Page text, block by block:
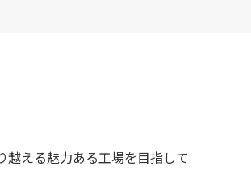
越える魅力ある工場を目指して